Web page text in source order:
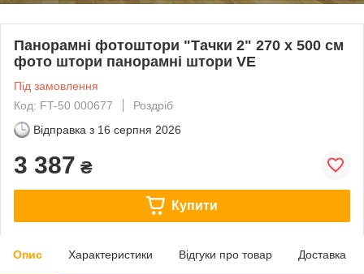
Панорамні фотоштори "Тачки 2" 270 х 500 см
фото штори панорамні штори VE
Під замовлення
Код: FT-50 000677
Роздріб
Відправка з 16 серпня 2026
3 387 ₴
Купити
Опис Характеристики Відгуки про товар Доставка